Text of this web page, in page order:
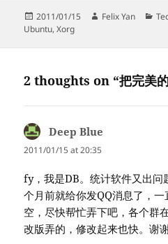
Posted
on
2011/01/15 Author
Felix Yan
Ubuntu,Xorg
2 thoughts on “把完美
Deep Blue
2011/01/15 at 20:35
fy，我是DB。统计软件又出问
个月前就给你发QQ消息了，
空，尽快帮忙弄下吧，各个群
改版弄的，修改起来也快。谢